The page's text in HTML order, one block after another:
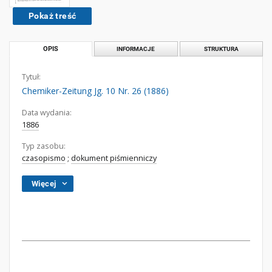
Pokaż treść
OPIS INFORMACJE STRUKTURA
Tytuł:
Chemiker-Zeitung Jg. 10 Nr. 26 (1886)
Data wydania:
1886
Typ zasobu:
czasopismo ; dokument piśmienniczy
Więcej